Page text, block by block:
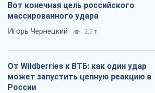
Вот конечная цель российского
массированного удара
Игорь Чернецкий 2,5 т.
От Wildberries к ВТБ: как один удар
может запустить цепную реакцию в
России